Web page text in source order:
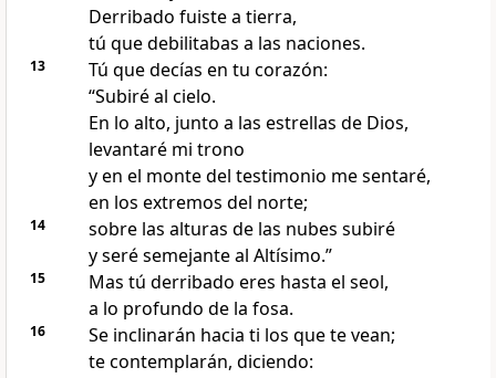
Derribado fuiste a tierra,
tú que debilitabas a las naciones.
13
Tú que decías en tu corazón:
“Subiré al cielo.
En lo alto, junto a las estrellas de Dios,
levantaré mi trono
y en el monte del testimonio me sentaré,
en los extremos del norte;
14
sobre las alturas de las nubes subiré
y seré semejante al Altísimo.”
15
Mas tú derribado eres hasta el seol,
a lo profundo de la fosa.
16
Se inclinarán hacia ti los que te vean;
te contemplarán, diciendo: